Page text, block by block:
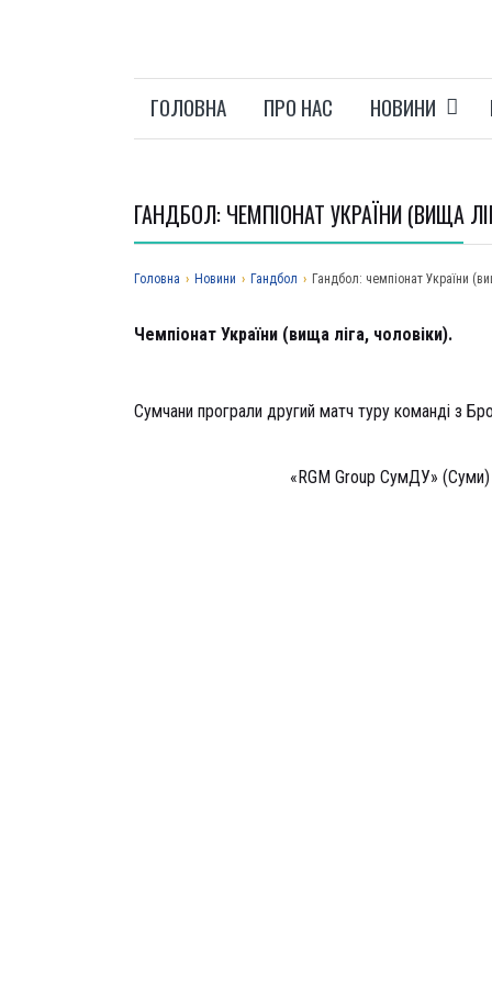
ГОЛОВНА ПРО НАС НОВИНИ
ГАНДБОЛ: ЧЕМПІОНАТ УКРАЇНИ (ВИЩА
Головна › Новини › Гандбол › Гандбол: чемпіонат України
Чемпіонат України (вища ліга, чоловіки).
Сумчани програли другий матч туру команді з
«RGM Group СумДУ»